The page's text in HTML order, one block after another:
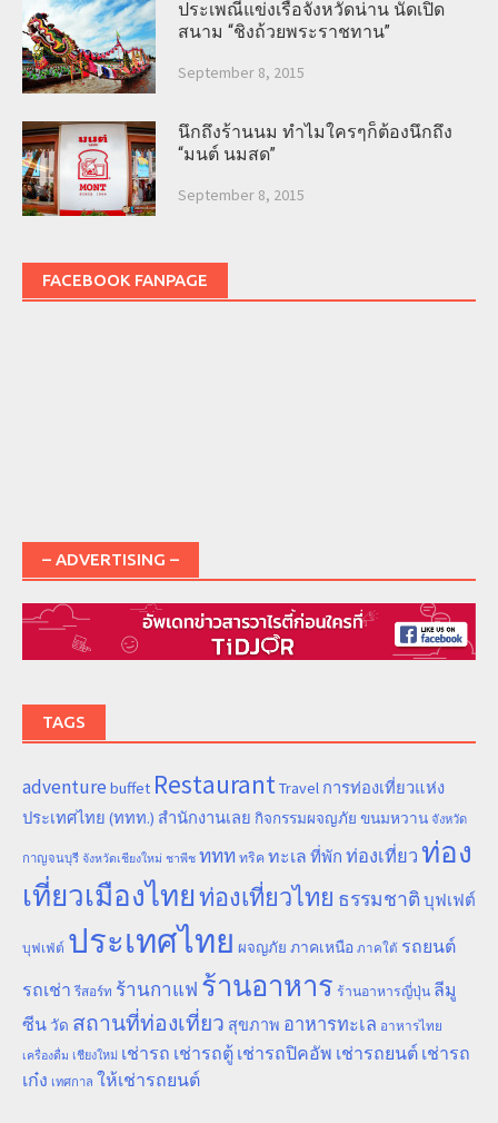
ประเพณีแข่งเรือจังหวัดน่าน นัดเปิด
สนาม “ชิงถ้วยพระราชทาน”
September 8, 2015
นึกถึงร้านนม ทำไมใครๆก็ต้องนึกถึง
“มนต์ นมสด”
September 8, 2015
FACEBOOK FANPAGE
– ADVERTISING –
TAGS
adventure buffet RestaurantTravel การท่องเที่ยวแห่ง
ประเทศไทย (ททท.) สำนักงานเลย กิจกรรมผจญภัย ขนมหวาน จังหวัด
กาญจนบุรี จังหวัดเชียงใหม่ ชาพีช ททท ทริค ทะเล ที่พัก ท่องเที่ยวท่อง
เที่ยวเมืองไทยท่องเที่ยวไทย ธรรมชาติ บุฟเฟต์
บุฟเฟ่ต์ ประเทศไทย ผจญภัย ภาคเหนือ ภาคใต้ รถยนต์
รถเช่า รีสอร์ท ร้านกาแฟ ร้านอาหาร ร้านอาหารญี่ปุ่น ลีมู
ซีน วัด สถานที่ท่องเที่ยว สุขภาพ อาหารทะเล อาหารไทย
เครื่องดื่ม เชียงใหม่ เช่ารถ เช่ารถตู้ เช่ารถปิคอัพ เช่ารถยนต์ เช่ารถ
เก๋ง เทศกาล ให้เช่ารถยนต์